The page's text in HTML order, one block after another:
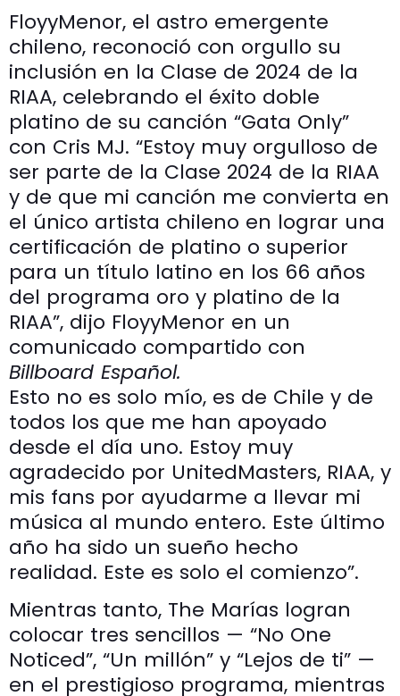
FloyyMenor, el astro emergente
chileno, reconoció con orgullo su
inclusión en la Clase de 2024 de la
RIAA, celebrando el éxito doble
platino de su canción “Gata Only”
con Cris MJ. “Estoy muy orgulloso de
ser parte de la Clase 2024 de la RIAA
y de que mi canción me convierta en
el único artista chileno en lograr una
certificación de platino o superior
para un título latino en los 66 años
del programa oro y platino de la
RIAA”, dijo FloyyMenor en un
comunicado compartido con
Billboard Español.
Esto no es solo mío, es de Chile y de
todos los que me han apoyado
desde el día uno. Estoy muy
agradecido por UnitedMasters, RIAA, y
mis fans por ayudarme a llevar mi
música al mundo entero. Este último
año ha sido un sueño hecho
realidad. Este es solo el comienzo”.
Mientras tanto, The Marías logran
colocar tres sencillos — “No One
Noticed”, “Un millón” y “Lejos de ti” —
en el prestigioso programa, mientras